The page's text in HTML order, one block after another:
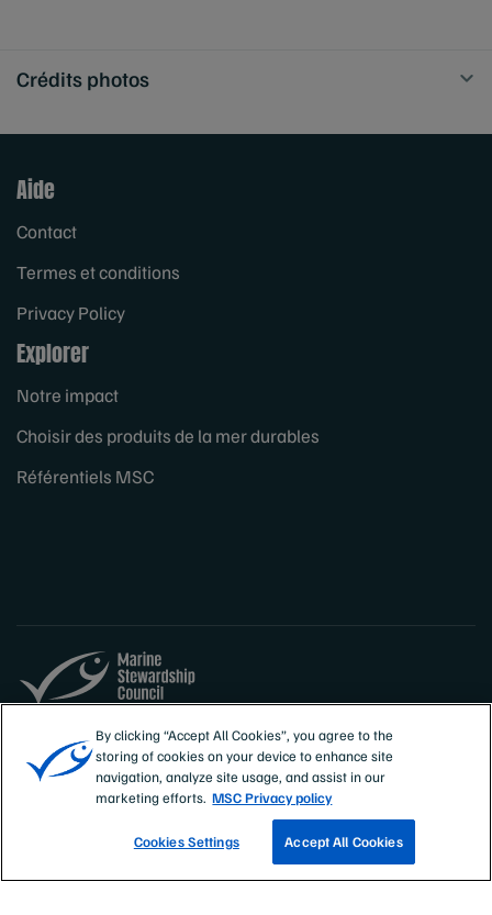
Crédits photos
Aide
Contact
Termes et conditions
Privacy Policy
Explorer
Notre impact
Choisir des produits de la mer durables
Référentiels MSC
België
français (Belgique)
By clicking “Accept All Cookies”, you agree to the
storing of cookies on your device to enhance site
navigation, analyze site usage, and assist in our
marketing efforts. MSC Privacy policy
Cookies Settings Accept All Cookies